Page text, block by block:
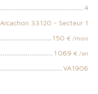
4
Arcachon 33120 - Secteur 1
150 € /mois
1 069 € /an
VA1906